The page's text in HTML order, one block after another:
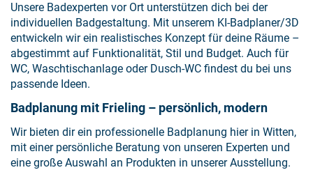
Unsere Badexperten vor Ort unterstützen dich bei der
individuellen Badgestaltung. Mit unserem KI‑Badplaner/3D
entwickeln wir ein realistisches Konzept für deine Räume –
abgestimmt auf Funktionalität, Stil und Budget. Auch für
WC, Waschtischanlage oder Dusch-WC findest du bei uns
passende Ideen.
Badplanung mit Frieling – persönlich, modern
Wir bieten dir ein professionelle Badplanung hier in Witten,
mit einer persönliche Beratung von unseren Experten und
eine große Auswahl an Produkten in unserer Ausstellung.